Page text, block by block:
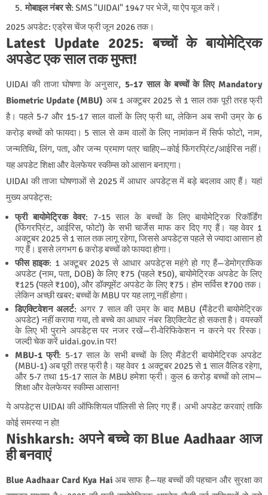
मोबाइल नंबर से: SMS "UIDAI" 1947 पर भेजें, या ऐप यूज करें।
2025 अपडेट: एड्रेस चेंज फ्री जून 2026 तक।
Latest Update 2025: बच्चों के बायोमेट्रिक
अपडेट एक साल तक मुफ्त!
UIDAI की ताजा घोषणा के अनुसार, 5-17 साल के बच्चों के लिए Mandatory
Biometric Update (MBU) अब 1 अक्टूबर 2025 से 1 साल तक पूरी तरह फ्री
है। पहले 5-7 और 15-17 साल वालों के लिए फ्री था, लेकिन अब सभी उम्र के 6
करोड़ बच्चों को फायदा। 5 साल से कम वालों के लिए नामांकन में सिर्फ फोटो, नाम,
जन्मतिथि, लिंग, पता, और जन्म प्रमाण पत्र चाहिए—कोई फिंगरप्रिंट/आईरिस नहीं।
यह अपडेट शिक्षा और वेलफेयर स्कीम्स को आसान बनाएगा।
UIDAI की ताजा घोषणाओं से 2025 में आधार अपडेट्स में बड़े बदलाव आए हैं। यहां
मुख्य अपडेट्स:
फ्री बायोमेट्रिक वेवर: 7-15 साल के बच्चों के लिए बायोमेट्रिक रिकॉर्डिंग
(फिंगरप्रिंट, आईरिस, फोटो) के सभी चार्जेस माफ कर दिए गए हैं। यह वेवर 1
अक्टूबर 2025 से 1 साल तक लागू रहेगा, जिससे अपडेट्स पहले से ज्यादा आसान हो
गए हैं। इससे लगभग 6 करोड़ बच्चों को फायदा होगा।
फीस हाइक: 1 अक्टूबर 2025 से आधार अपडेट्स महंगे हो गए हैं—डेमोग्राफिक
अपडेट (नाम, पता, DOB) के लिए ₹75 (पहले ₹50), बायोमेट्रिक अपडेट के लिए
₹125 (पहले ₹100), और डॉक्यूमेंट अपडेट के लिए ₹75। होम सर्विस ₹700 तक।
लेकिन अच्छी खबर: बच्चों के MBU पर यह लागू नहीं होगा।
डिएक्टिवेशन अलर्ट: अगर 7 साल की उम्र के बाद MBU (मैंडेटरी बायोमेट्रिक
अपडेट) नहीं कराया गया, तो बच्चे का आधार नंबर डिएक्टिवेट हो सकता है। वयस्कों
के लिए भी पुराने अपडेट्स पर नजर रखें—री-वेरिफिकेशन न करने पर रिस्क।
जल्दी चेक करें uidai.gov.in पर!
MBU-1 फ्री: 5-17 साल के सभी बच्चों के लिए मैंडेटरी बायोमेट्रिक अपडेट
(MBU-1) अब पूरी तरह फ्री है। यह वेवर 1 अक्टूबर 2025 से 1 साल वैलिड रहेगा,
और 5-7 तथा 15-17 साल के MBU हमेशा फ्री। कुल 6 करोड़ बच्चों को लाभ—
शिक्षा और वेलफेयर स्कीम्स आसान!
ये अपडेट्स UIDAI की ऑफिशियल पॉलिसी से लिए गए हैं। अभी अपडेट करवाएं ताकि
कोई समस्या न हो!
Nishkarsh: अपने बच्चे का Blue Aadhaar आज
ही बनवाएं
Blue Aadhaar Card Kya Hai अब साफ है—यह बच्चों की पहचान और सुरक्षा का